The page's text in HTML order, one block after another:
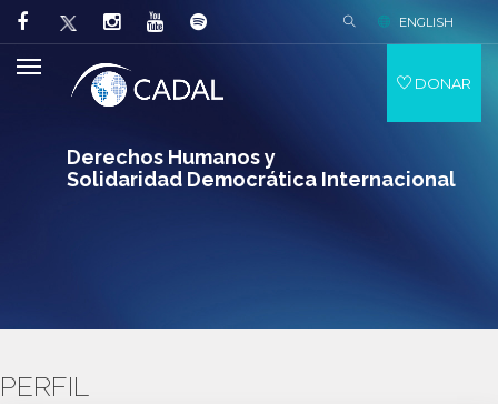
Derechos Humanos y
Solidaridad Democrática Internacional
ENGLISH
DONAR
PERFIL